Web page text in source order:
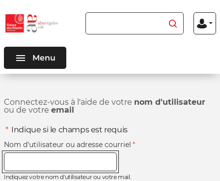
contenu
menu
Rechercher du contenu
Menu
Menu
Connectez-vous à l'aide de votre nom d'utilisateur
ou de votre email
* Indique si le champs est requis
Nom d'utilisateur ou adresse courriel *
Indiquez votre nom d'utilisateur ou votre mail.